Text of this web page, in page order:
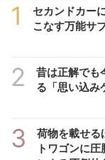
1
セカンドカー
こなす万能サ
2
昔は正解で
る「思い込み
3
荷物を載せる
トワゴンに